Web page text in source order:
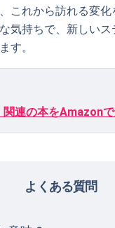
これから訪れる変
気持ちで、新しい
す。
関連の本をAmazon
よくある質問